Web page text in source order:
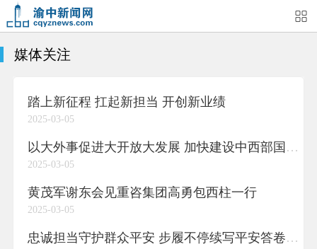
首页
渝中新闻 特别关注 部门动态
企业信息 吃在渝中 住在渝中 行在渝中
媒体关注
踏上新征程 扛起新担当 开创新业绩
2025-03-05
以大外事促进大开放大发展 加快建设中西部国际交往中心核心区
2025-03-05
黄茂军谢东会见重咨集团高勇包西柱一行
2025-03-05
忠诚担当守护群众平安 步履不停续写平安答卷——2024年渝中区政法平安战线工作综述